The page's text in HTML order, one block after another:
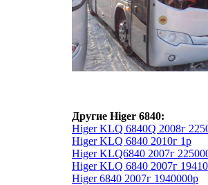
Другие Higer 6840:
Higer KLQ 6840Q 2008г
Higer KLQ 6840 2010г 1р
Higer KLQ6840 2007г
Higer KLQ 6840 2007г
Higer 6840 2007г 1940000р